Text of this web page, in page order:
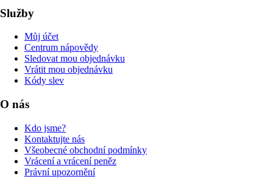
Služby
Můj účet
Centrum nápovědy
Sledovat mou objednávku
Vrátit mou objednávku
Kódy slev
O nás
Kdo jsme?
Kontaktujte nás
Všeobecné obchodní podmínky
Vrácení a vrácení peněz
Právní upozornění